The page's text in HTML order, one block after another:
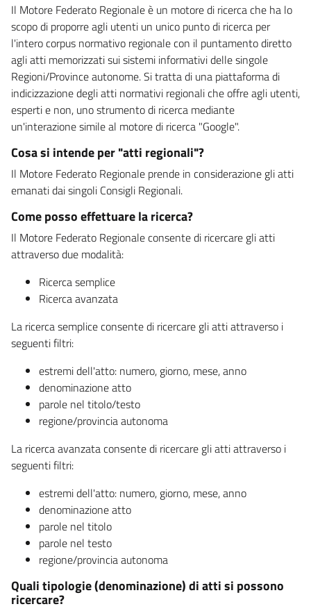
Il Motore Federato Regionale è un motore di ricerca che ha lo
scopo di proporre agli utenti un unico punto di ricerca per
l'intero corpus normativo regionale con il puntamento diretto
agli atti memorizzati sui sistemi informativi delle singole
Regioni/Province autonome. Si tratta di una piattaforma di
indicizzazione degli atti normativi regionali che offre agli utenti,
esperti e non, uno strumento di ricerca mediante
un'interazione simile al motore di ricerca "Google".
Cosa si intende per "atti regionali"?
Il Motore Federato Regionale prende in considerazione gli atti
emanati dai singoli Consigli Regionali.
Come posso effettuare la ricerca?
Il Motore Federato Regionale consente di ricercare gli atti
attraverso due modalità:
Ricerca semplice
Ricerca avanzata
La ricerca semplice consente di ricercare gli atti attraverso i
seguenti filtri:
estremi dell'atto: numero, giorno, mese, anno
denominazione atto
parole nel titolo/testo
regione/provincia autonoma
La ricerca avanzata consente di ricercare gli atti attraverso i
seguenti filtri:
estremi dell'atto: numero, giorno, mese, anno
denominazione atto
parole nel titolo
parole nel testo
regione/provincia autonoma
Quali tipologie (denominazione) di atti si possono
ricercare?